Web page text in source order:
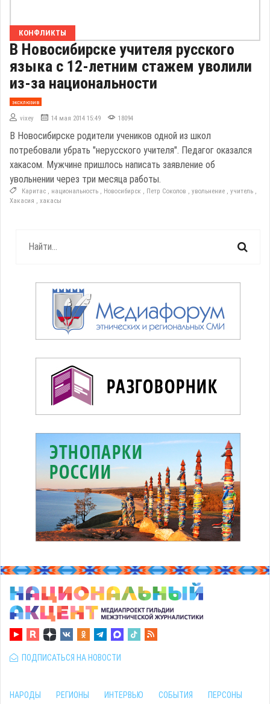
КОНФЛИКТЫ
В Новосибирске учителя русского
языка с 12-летним стажем уволили
из-за национальности
эксклюзив
vixey 14 мая 2014 15:49 18094
В Новосибирске родители учеников одной из школ
потребовали убрать "нерусского учителя". Педагог оказался
хакасом. Мужчине пришлось написать заявление об
увольнении через три месяца работы.
Каритас , национальность , Новосибирск , Петр Соколов , увольнение , учитель ,
Хакасия , хакасы
ПОДПИСАТЬСЯ НА НОВОСТИ
НАРОДЫ РЕГИОНЫ ИНТЕРВЬЮ СОБЫТИЯ ПЕРСОНЫ